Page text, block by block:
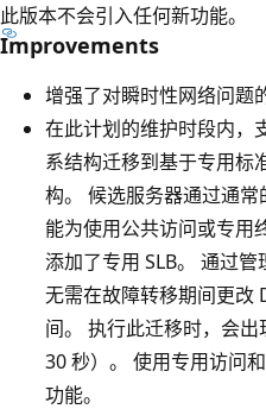
此版本不会引入任何新功能。
Improvements
增强了对瞬时性网络问题
在此计划的维护时段内，
系结构迁移到基于专用标
构。 候选服务器通过通
能为使用公共访问或专用
添加了专用 SLB。 通过
无需在故障转移期间更改
间。 执行此迁移时，会
30 秒）。 使用专用访问
功能。